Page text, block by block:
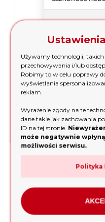
REGULACJA
START/STOP
REGULACJA
OBROTÓW
CIĘŻAR
Używamy technologii, takich
przechowywania i/lub
Robimy to w celu poprawy
wyświetlania
reklam.
Wyrażenie zgody na te
dane takie jak zachowania
ID na tej stronie.
może negatywnie
możliwości serwisu.
Polityka